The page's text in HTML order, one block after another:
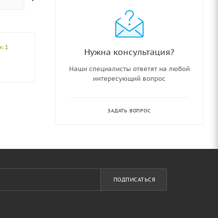
1 Нужна консультация?
Наши специалисты ответят на любой
интересующий вопрос
ЗАДАТЬ ВОПРОС
ПОДПИСАТЬСЯ